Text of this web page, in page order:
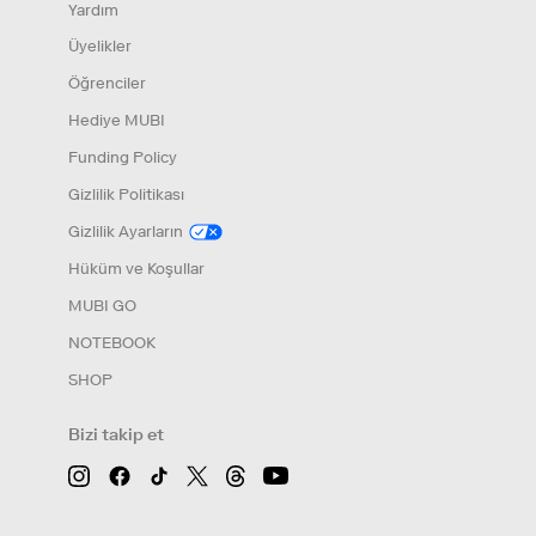
Bizi takip et
Yardım
Üyelikler
Öğrenciler
Hediye MUBI
Funding Policy
Gizlilik Politikası
Gizlilik Ayarların
Hüküm ve Koşullar
MUBI GO
NOTEBOOK
SHOP